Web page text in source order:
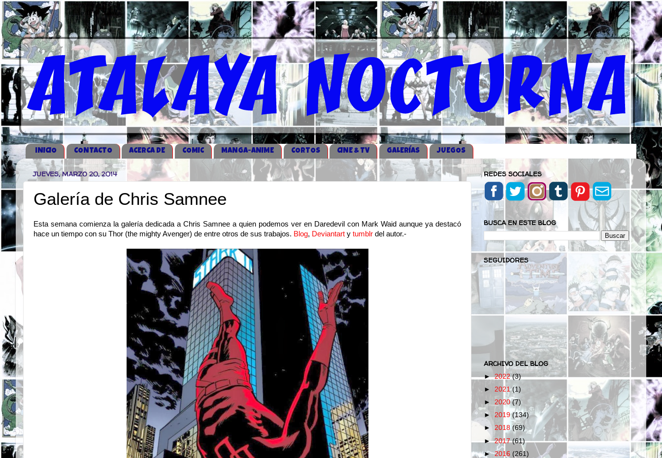
iNICIO CONTACTO ACERCA DE COMIC MANGA-ANIME CORTOS CINE & TV GALERÍAS JUEGOS
JUEVES, MARZO 20, 2014
Galería de Chris Samnee
Esta semana comienza la galería dedicada a Chris Samnee a quien podemos ver en Daredevil con Mark Waid aunque ya destacó
hace un tiempo con su Thor (the mighty Avenger) de entre otros de sus trabajos. Blog, Deviantart y tumblr del autor.-
REDES SOCIALES
BUSCA EN ESTE BLOG
SEGUIDORES
ARCHIVO DEL BLOG
►2022(3)
► 2021(1)
► 2020(7)
► 2019(134)
► 2018(69)
►2017(61)
►2016 (261)